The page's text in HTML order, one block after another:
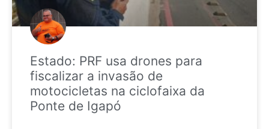
Estado: PRF usa drones para
fiscalizar a invasão de
motocicletas na ciclofaixa da
Ponte de Igapó